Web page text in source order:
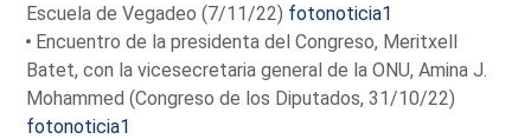
Escuela de Vegadeo (7/11/22) fotonoticia1
Encuentro de la presidenta del Congreso, Meritxell
Batet, con la vicesecretaria general de la ONU, Amina J.
Mohammed (Congreso de los Diputados, 31/10/22)
fotonoticia1